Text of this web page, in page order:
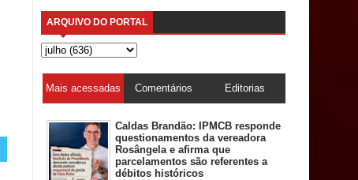
ARQUIVO DO PORTAL
Mais acessadas Comentários Editorias
Caldas Brandão: IPMCB responde
questionamentos da vereadora
Rosângela e afirma que
parcelamentos são referentes a
débitos históricos